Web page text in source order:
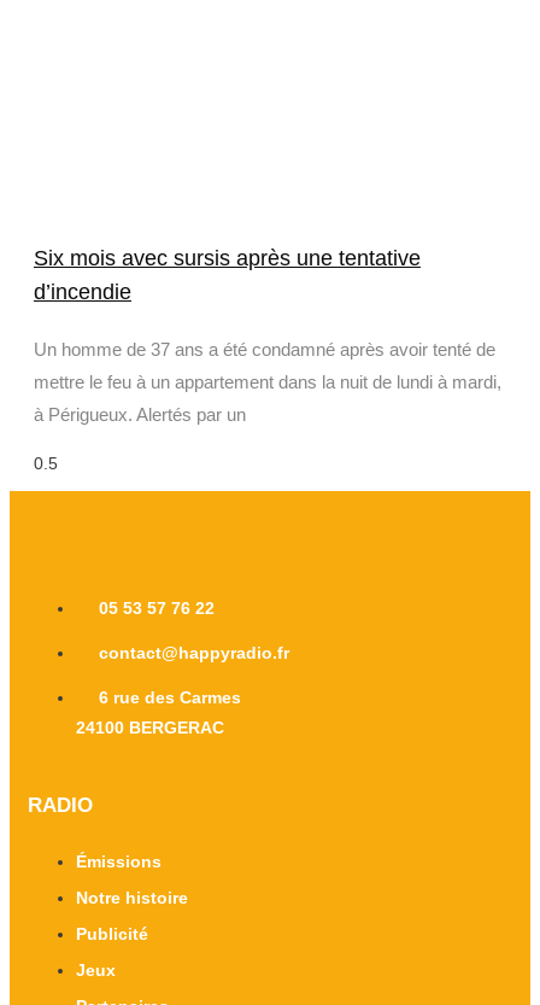
Six mois avec sursis après une tentative
d’incendie
Un homme de 37 ans a été condamné après avoir tenté de
mettre le feu à un appartement dans la nuit de lundi à mardi,
à Périgueux. Alertés par un
05 53 57 76 22
contact@happyradio.fr
6 rue des Carmes
24100 BERGERAC
RADIO
Émissions
Notre histoire
Publicité
Jeux